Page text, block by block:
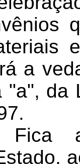
a
"a", da
Fica